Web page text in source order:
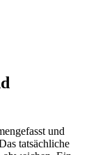
und
tatsächliche